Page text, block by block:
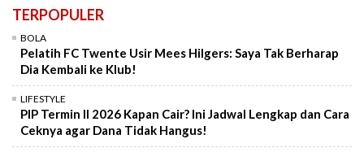
TERPOPULER
BOLA
Pelatih FC Twente Usir Mees Hilgers: Saya Tak Berharap
Dia Kembali ke Klub!
LIFESTYLE
PIP Termin II 2026 Kapan Cair? Ini Jadwal Lengkap dan Cara
Ceknya agar Dana Tidak Hangus!